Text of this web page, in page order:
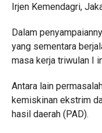
Irjen Kemendagri,
Dalam
yang sementara
masa kerja triwulan I
Antara lain
kemiskinan ekstrim
hasil daerah (PAD).